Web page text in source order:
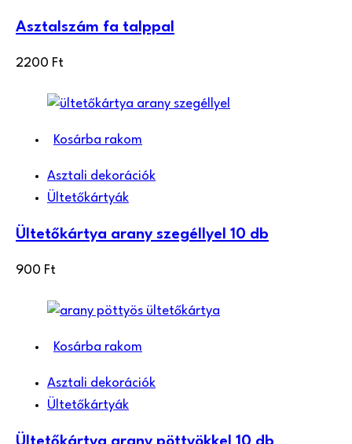
Asztalszám fa talppal
2200 Ft
Kosárba rakom
Asztali dekorációk
Ültetőkártyák
Ültetőkártya arany szegéllyel 10 db
900 Ft
Kosárba rakom
Asztali dekorációk
Ültetőkártyák